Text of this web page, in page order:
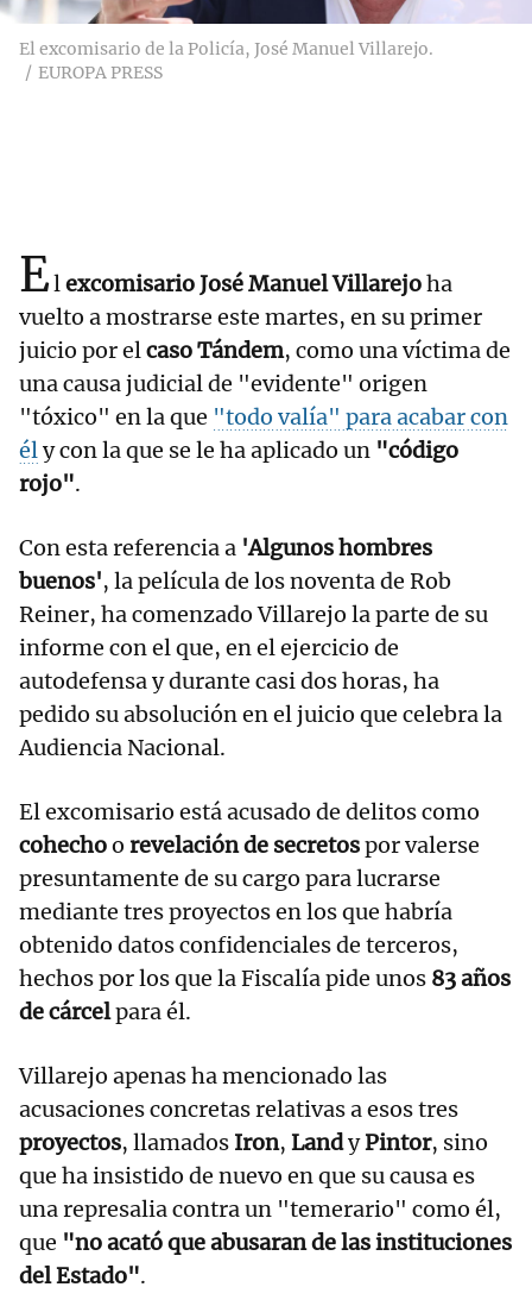
El excomisario de la Policía, José Manuel Villarejo.
EUROPA PRESS
Elexcomisario José Manuel Villarejoha
vuelto a mostrarse este martes, en su primer
juicio por elcaso Tándem, como una víctima de
una causa judicial de "evidente" origen
"tóxico" en la que "todo valía" para acabar con
ély con la que se le ha aplicado un "código
rojo".
Con esta referencia a 'Algunos hombres
buenos', la película de los noventa de Rob
Reiner, ha comenzado Villarejo la parte de su
informe con el que, en el ejercicio de
autodefensa y durante casi dos horas, ha
pedido su absolución en el juicio que celebra la
Audiencia Nacional.
El excomisario está acusado de delitos como
cohechoo revelación de secretospor valerse
presuntamente de su cargo para lucrarse
mediante tres proyectos en los que habría
obtenido datos confidenciales de terceros,
hechos por los que la Fiscalía pide unos 83 años
de cárcelpara él.
Villarejo apenas ha mencionado las
acusaciones concretas relativas a esos tres
proyectos, llamados Iron, LandyPintor, sino
que ha insistido de nuevo en que su causa es
una represalia contra un "temerario" como él,
que "no acató que abusaran de las instituciones
del Estado".